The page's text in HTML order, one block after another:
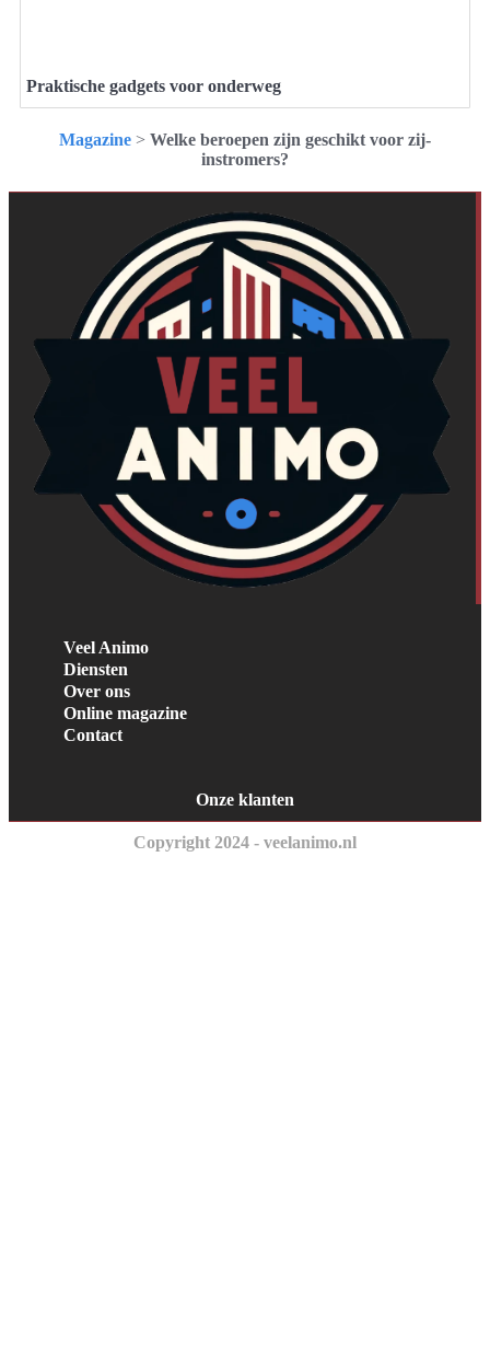
Praktische gadgets voor onderweg
Magazine > Welke beroepen zijn geschikt voor zij-
instromers?
Veel Animo
Diensten
Over ons
Online magazine
Contact
Onze klanten
Copyright 2024 - veelanimo.nl